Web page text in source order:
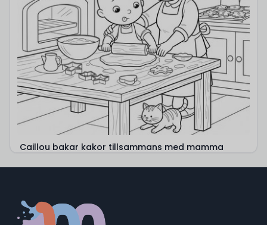
Caillou bakar kakor tillsammans med mamma